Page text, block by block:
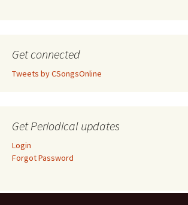
Get connected
Tweets by CSongsOnline
Get Periodical updates
Login
Forgot Password